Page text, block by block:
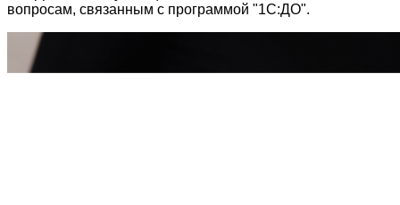
вопросам, связанным с программой "1С:ДО".